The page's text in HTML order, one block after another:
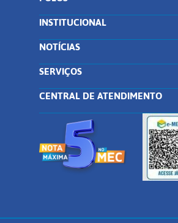
INSTITUCIONAL
NOTÍCIAS
SERVIÇOS
CENTRAL DE ATENDIMENTO